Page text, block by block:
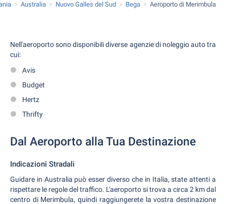
Australia Nuovo Galles del Sud Bega Aeroporto di Merimbula
Nell'aeroporto sono disponibili diverse agenzie di noleggio auto tra
cui:
Avis
Budget
Hertz
Thrifty
Dal Aeroporto alla Tua Destinazione
Indicazioni Stradali
Guidare in Australia può esser diverso che in Italia, state attenti a
rispettare le regole del traffico. L'aeroporto si trova a circa 2 km dal
centro di Merimbula, quindi raggiungerete la vostra destinazione